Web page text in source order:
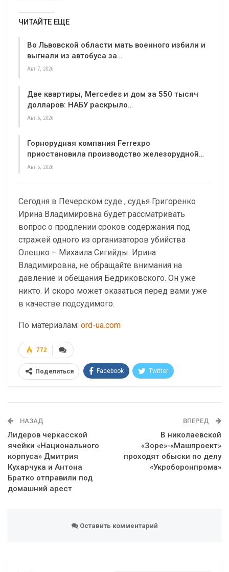
ЧИТАЙТЕ ЕЩЕ
Во Львовской области мать военного избили и
выгнали из автобуса за…
Авг 7, 2026
Две квартиры, Mercedes и дом за 550 тысяч
долларов: НАБУ раскрыло…
Авг 6, 2026
Горнорудная компания Ferrexpo
приостановила производство железорудной…
Авг 5, 2026
Сегодня в Печерском суде , судья Григоренко
Ирина Владимировна будет рассматривать
вопрос о продлении сроков содержания под
стражей одного из организаторов убийства
Олешко – Михаила Сигийды. Ирина
Владимировна, не обращайте внимания на
давление и обещания Бедриковского. Он уже
никто. И скоро может оказаться перед вами уже
в качестве подсудимого.
По материалам: ord-ua.com
772
Поделиться Facebook Twitter
НАЗАД
Лидеров черкасской
ячейки «Национального
корпуса» Дмитрия
Кухарчука и Антона
Братко отправили под
домашний арест
ВПЕРЕД
В николаевской
«Зоре»-«Машпроект»
проходят обыски по делу
«Укроборонпрома»
Оставить комментарий